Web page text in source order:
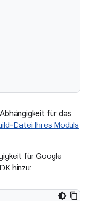
Abhängigkeit für das
Datei Ihres Moduls
für Google
hinzu: